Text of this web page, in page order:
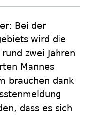
Bei der
wird die
zwei Jahren
Mannes
brauchen dank
dass es sich